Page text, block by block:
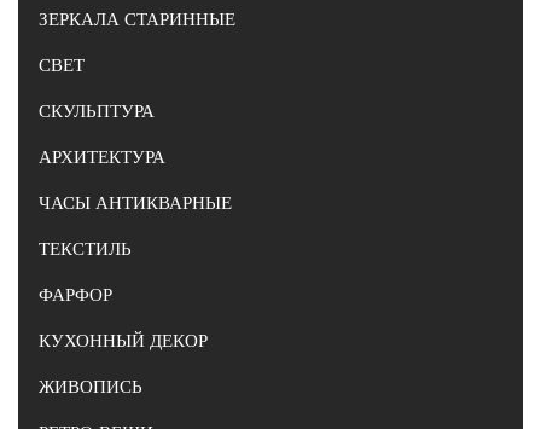
ЗЕРКАЛА СТАРИННЫЕ
СВЕТ
СКУЛЬПТУРА
АРХИТЕКТУРА
ЧАСЫ АНТИКВАРНЫЕ
ТЕКСТИЛЬ
ФАРФОР
КУХОННЫЙ ДЕКОР
ЖИВОПИСЬ